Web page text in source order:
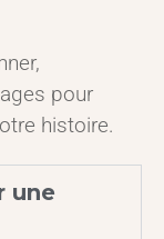
pour
histoire.
une